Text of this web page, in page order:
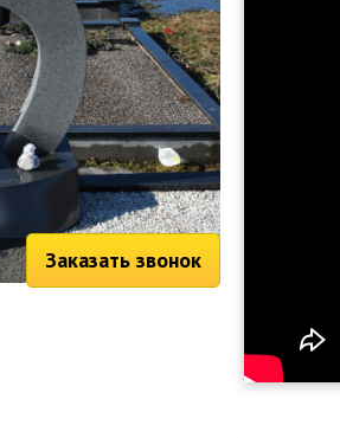
Заказать звонок